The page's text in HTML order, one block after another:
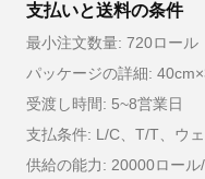
支払いと送料の条件
最小注文数量: 720ロール
パッケージの詳細:
受渡し時間: 5~8営業日
支払条件: L/C、T/T、ウ
供給の能力: 20000ロール/